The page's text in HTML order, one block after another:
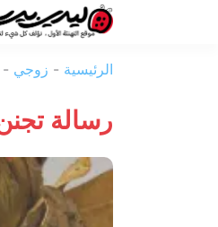
بيرد
الرئيسية - زوجي -
رسالة